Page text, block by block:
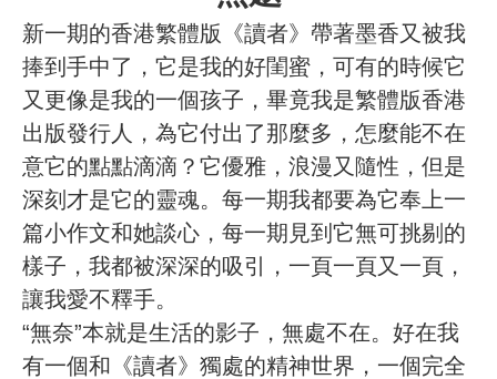
新一期的香港繁體版《讀者》帶著墨香又被我
捧到手中了，它是我的好閨蜜，可有的時候它
又更像是我的一個孩子，畢竟我是繁體版香港
出版發行人，為它付出了那麼多，怎麼能不在
意它的點點滴滴？它優雅，浪漫又隨性，但是
深刻才是它的靈魂。每一期我都要為它奉上一
篇小作文和她談心，每一期見到它無可挑剔的
樣子，我都被深深的吸引，一頁一頁又一頁，
讓我愛不釋手。
“無奈”本就是生活的影子，無處不在。好在我
有一個和《讀者》獨處的精神世界，一個完全